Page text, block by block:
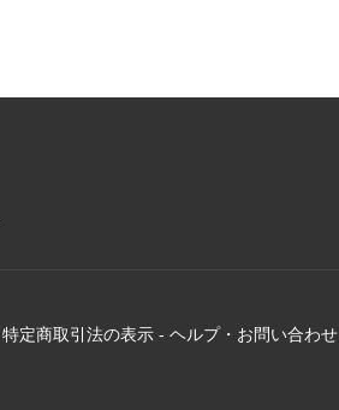
特定商取引法の表示 - ヘルプ・お問い合わせ